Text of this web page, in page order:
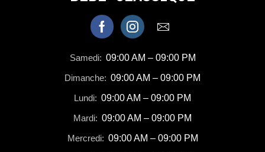
Samedi: 09:00 AM – 09:00 PM
Dimanche: 09:00 AM – 09:00 PM
Lundi: 09:00 AM – 09:00 PM
Mardi: 09:00 AM – 09:00 PM
Mercredi: 09:00 AM – 09:00 PM